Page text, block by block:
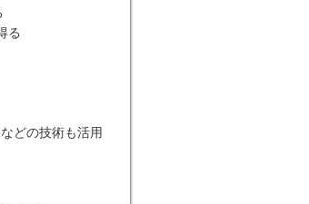
る
どの技術も活用